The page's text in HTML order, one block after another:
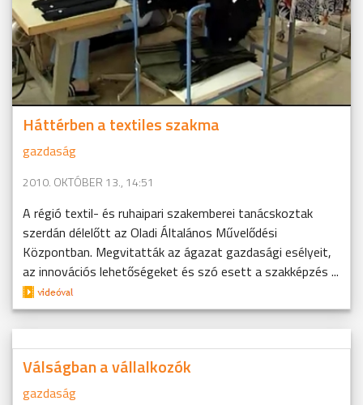
Háttérben a textiles szakma
gazdaság
2010. OKTÓBER 13., 14:51
A régió textil- és ruhaipari szakemberei tanácskoztak
szerdán délelőtt az Oladi Általános Művelődési
Központban. Megvitatták az ágazat gazdasági esélyeit,
az innovációs lehetőségeket és szó esett a szakképzés ...
Válságban a vállalkozók
gazdaság